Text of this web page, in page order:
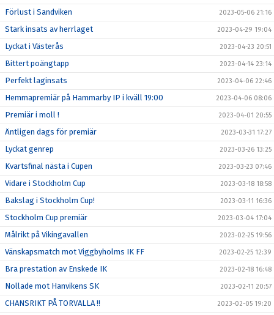
Förlust i Sandviken 2023-05-06 21:16
Stark insats av herrlaget 2023-04-29 19:04
Lyckat i Västerås 2023-04-23 20:51
Bittert poängtapp 2023-04-14 23:14
Perfekt laginsats 2023-04-06 22:46
Hemmapremiär på Hammarby IP i kväll 19:00 2023-04-06 08:06
Premiär i moll ! 2023-04-01 20:55
Äntligen dags för premiär 2023-03-31 17:27
Lyckat genrep 2023-03-26 13:25
Kvartsfinal nästa i Cupen 2023-03-23 07:46
Vidare i Stockholm Cup 2023-03-18 18:58
Bakslag i Stockholm Cup! 2023-03-11 16:36
Stockholm Cup premiär 2023-03-04 17:04
Målrikt på Vikingavallen 2023-02-25 19:56
Vänskapsmatch mot Viggbyholms IK FF 2023-02-25 12:39
Bra prestation av Enskede IK 2023-02-18 16:48
Nollade mot Hanvikens SK 2023-02-11 20:57
CHANSRIKT PÅ TORVALLA !! 2023-02-05 19:20